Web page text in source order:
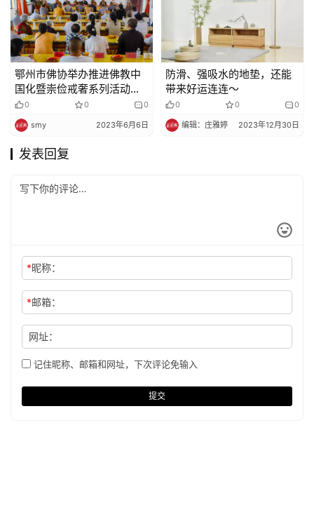
鄂州市佛协举办推进佛教中
国化暨崇俭戒奢系列活动专
题讲经交流会
0 0 0
smy 2023年6月6日
防滑、强吸水的地垫，还能
带来好运连连～
0 0 0
编辑：庄雅婷 2023年12月30日
发表回复
*昵称：
*邮箱：
网址：
记住昵称、邮箱和网址，下次评论免输入
提交